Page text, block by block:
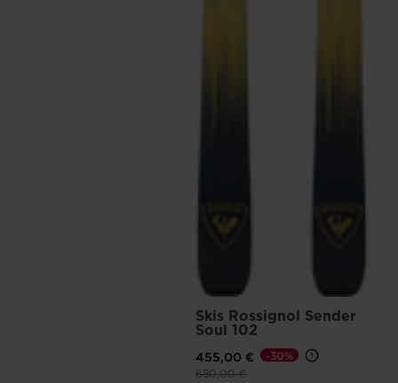
Skis Rossignol Sender
Soul 102
455,00 €
Prix réduit de
650,00 €à
-30%